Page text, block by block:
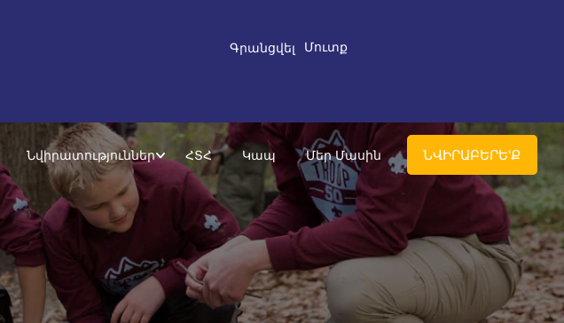
Գրանցվել Մուտք
Նվիրատություններ ՀՏՀ Կապ Մեր Մասին ՆՎԻՐԱԲԵՐԵ'Ք